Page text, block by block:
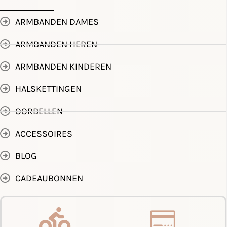
ARMBANDEN DAMES
ARMBANDEN HEREN
ARMBANDEN KINDEREN
HALSKETTINGEN
OORBELLEN
ACCESSOIRES
BLOG
CADEAUBONNEN